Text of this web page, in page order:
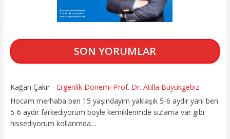
SON YORUMLAR
Kağan Çakır- Ergenlik Dönemi-Prof. Dr. Atilla Büyükgebiz
Hocam merhaba ben 15 yaşındayım yaklaşık 5-6 aydır yani ben
5-6 aydır farkediyorum böyle kemiklerimde sızlama var gibi
hissediyorum kollarımda…